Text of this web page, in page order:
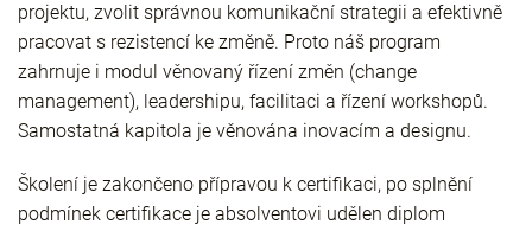
projektu, zvolit správnou komunikační strategii a efektivně
pracovat s rezistencí ke změně. Proto náš program
zahrnuje i modul věnovaný řízení změn (change
management), leadershipu, facilitaci a řízení workshopů.
Samostatná kapitola je věnována inovacím a designu.
Školení je zakončeno přípravou k certifikaci, po splnění
podmínek certifikace je absolventovi udělen diplom